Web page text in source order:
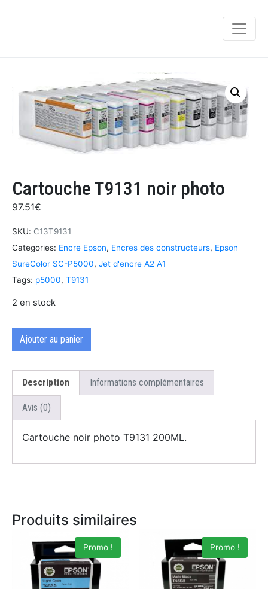
Cartouche T9131 noir photo
97.51€
SKU: C13T9131
Categories: Encre Epson, Encres des constructeurs, Epson
SureColor SC-P5000, Jet d'encre A2 A1
Tags: p5000, T9131
2 en stock
Ajouter au panier
Description Informations complémentaires
Avis (0)
Cartouche noir photo T9131 200ML.
Produits similaires
Promo ! Promo !